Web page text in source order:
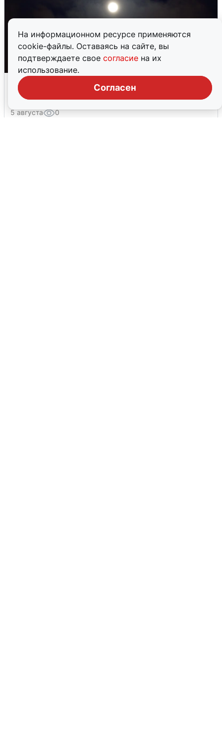
На информационном ресурсе применяются
cookie-файлы. Оставаясь на сайте, вы
подтверждаете свое согласие на их
использование.
Согласен
Взрывы в Воронеже после сигнала
тревоги
5 августа 0